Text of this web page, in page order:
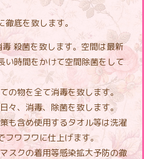
底を致します。
殺菌を致します。空間は最新
い時間をかけて空間除菌をして
の物を全て消毒を致します。
、消毒、除菌を致します。
も含め使用するタオル等は洗濯
ワフワに仕上げます。
スクの着用等感染拡大予防の徹